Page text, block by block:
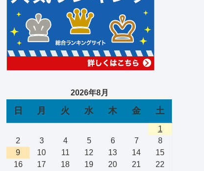
2026年8月
日 月 火 水 木 金 土
1
2
3 4 5 6 7
8
9
10 11 12 13 14
15
16
17 18 19 20 21
22